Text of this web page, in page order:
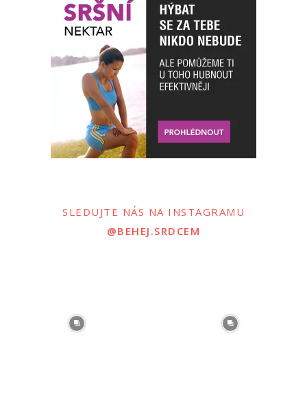
SLEDUJTE NÁS NA INSTAGRAMU
@BEHEJ.SRDCEM